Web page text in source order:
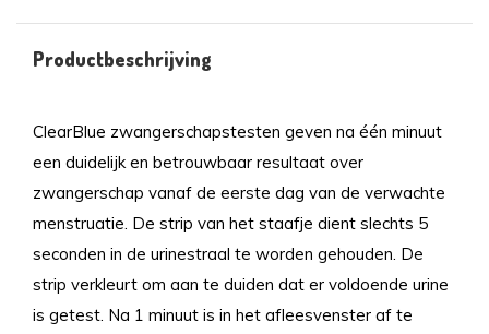
Productbeschrijving
ClearBlue zwangerschapstesten geven na één minuut
een duidelijk en betrouwbaar resultaat over
zwangerschap vanaf de eerste dag van de verwachte
menstruatie. De strip van het staafje dient slechts 5
seconden in de urinestraal te worden gehouden. De
strip verkleurt om aan te duiden dat er voldoende urine
is getest. Na 1 minuut is in het afleesvenster af te